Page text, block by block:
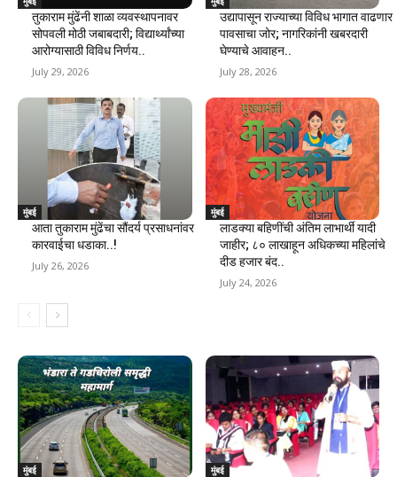
तुकाराम मुंढेंनी शाळा व्यवस्थापनावर
सोपवली मोठी जबाबदारी; विद्यार्थ्यांच्या
आरोग्यासाठी विविध निर्णय..
July 29, 2026
उद्यापासून राज्याच्या विविध भागात वाढणार
पावसाचा जोर; नागरिकांनी खबरदारी
घेण्याचे आवाहन..
July 28, 2026
मुंबई
आता तुकाराम मुंढेंचा सौंदर्य प्रसाधनांवर
कारवाईचा धडाका..!
July 26, 2026
मुंबई
लाडक्या बहिणींची अंतिम लाभार्थी यादी
जाहीर; ८० लाखाहून अधिकच्या महिलांचे
दीड हजार बंद..
July 24, 2026
मुंबई मुंबई